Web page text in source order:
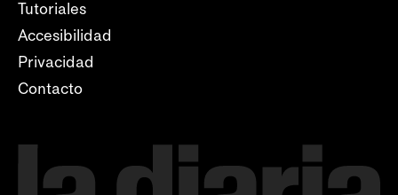
Tutoriales
Accesibilidad
Privacidad
Contacto